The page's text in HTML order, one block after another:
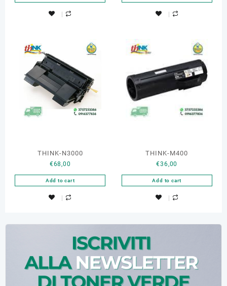
THINK-N3000
€68,00
Add to cart
THINK-M400
€36,00
Add to cart